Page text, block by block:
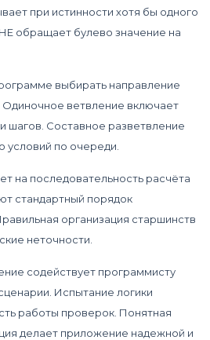
при истинности хотя бы одного
обращает булево значение на
выбирать направление
Одиночное ветвление включает
шагов. Составное разветвление
условий по очереди.
на последовательность расчёта
стандартный порядок
организация старшинств
неточности.
содействует программисту
Испытание логики
работы проверок. Понятная
делает приложение надежной и